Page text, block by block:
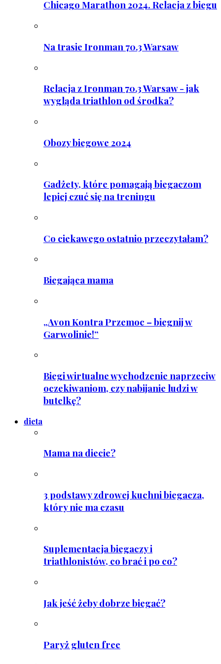
Chicago Marathon 2024. Relacja z biegu
Na trasie Ironman 70.3 Warsaw
Relacja z Ironman 70.3 Warsaw - jak
wygląda triathlon od środka?
Obozy biegowe 2024
Gadżety, które pomagają biegaczom
lepiej czuć się na treningu
Co ciekawego ostatnio przeczytałam?
Biegająca mama
„Avon Kontra Przemoc – biegnij w
Garwolinie!”
Biegi wirtualne wychodzenie naprzeciw
oczekiwaniom, czy nabijanie ludzi w
butelkę?
dieta
Mama na diecie?
3 podstawy zdrowej kuchni biegacza,
który nie ma czasu
Suplementacja biegaczy i
triathlonistów, co brać i po co?
Jak jeść żeby dobrze biegać?
Paryż gluten free